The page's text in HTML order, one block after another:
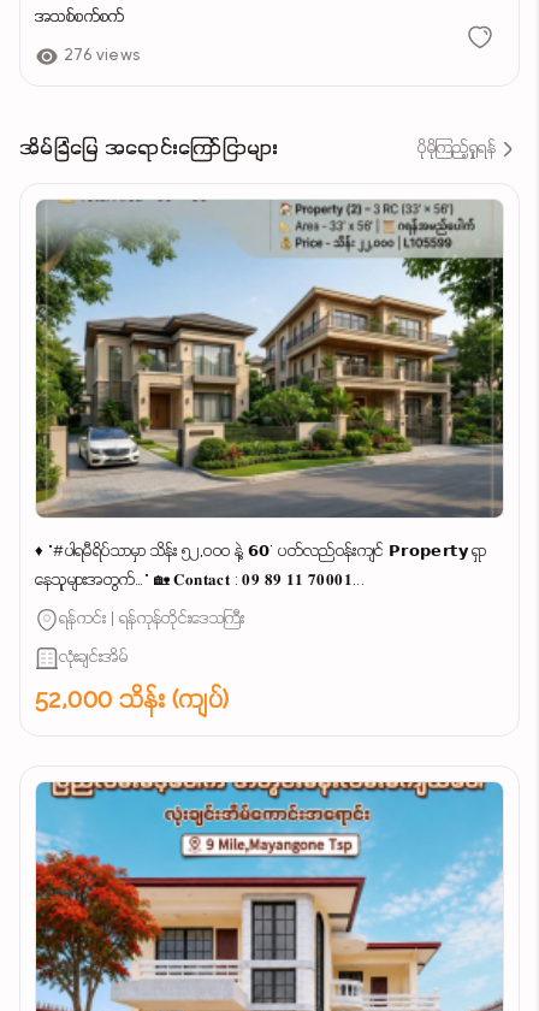
အသစ်စက်စက်
276 views
အိမ်ခြံမြေ အရောင်းကြော်ငြာများ ပိုမိုကြည့်ရှုရန်
♦ "#ပါရမီရိပ်သာမှာ သိန်း ၅၂,၀၀၀ နဲ့ 𝟲𝟬' ပတ်လည်ဝန်းကျင် 𝗣𝗿𝗼𝗽𝗲𝗿𝘁𝘆 ရှာ
နေသူများအတွက်…" 🏡 𝐂𝐨𝐧𝐭𝐚𝐜𝐭 : 𝟎𝟗 𝟖𝟗 𝟏𝟏 𝟕𝟎𝟎𝟎𝟏...
ရန်ကင်း | ရန်ကုန်တိုင်းဒေသကြီး
လုံးချင်းအိမ်
52,000 သိန်း (ကျပ်)